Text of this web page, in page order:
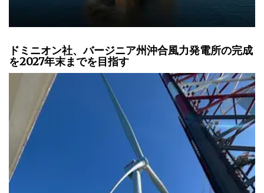
ドミニオン社、バージニア州沖合風力発電所の完成
を2027年末までを目指す